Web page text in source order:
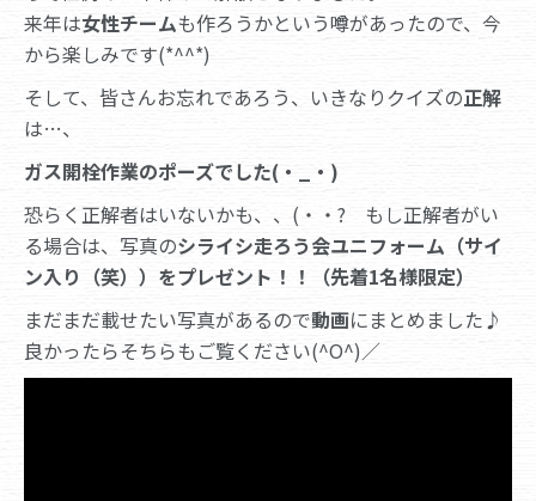
来年は女性チームも作ろうかという噂があったので、今
から楽しみです(*^^*)
そして、皆さんお忘れであろう、いきなりクイズの正解
は…、
ガス開栓作業のポーズでした(・_・)
恐らく正解者はいないかも、、(・・? もし正解者がい
る場合は、写真のシライシ走ろう会ユニフォーム（サイ
ン入り（笑））をプレゼント！！（先着1名様限定）
まだまだ載せたい写真があるので動画にまとめました♪
良かったらそちらもご覧ください(^O^)／